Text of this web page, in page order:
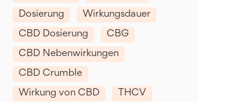
Dosierung Wirkungsdauer
CBD Dosierung CBG
CBD Nebenwirkungen
CBD Crumble
Wirkung von CBD THCV